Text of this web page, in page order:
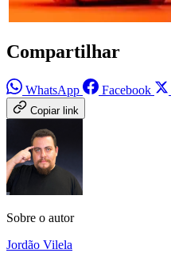
Compartilhar
WhatsApp Facebook
Copiar link
Sobre o autor
Jordão Vilela